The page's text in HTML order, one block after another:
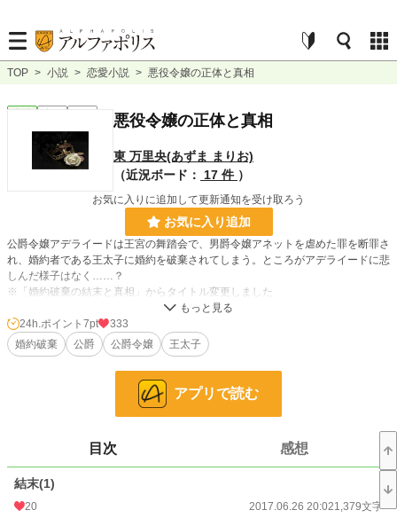
TOP > 小説 > 恋愛小説 > 悪役令嬢の正体と真相
悪役令嬢の正体と真相
東 万里央(あずま まりお)
（近況ボード：
17 件 ）
お気に入りに追加して更新通知を受け取ろう
お気に入り追加
公爵令嬢アデライードは王宮の舞踏会で、男爵令嬢アネットを虐めた罪を断罪さ
れ、婚約者である王太子に婚約を破棄されてしまう。ところがアデライードに悲
しんだ様子はなく……？
※「婚約破棄の結末と真相」からタイトル変更しました
小説 38,278 位 / 228,847 件
29,480
更新日時
24h.ポイント 7pt
333
婚約破棄
公爵 公爵令嬢 王太子
アプリで読む
目次 感想
結末(1)
20 2017.06.26 20:021,379文字